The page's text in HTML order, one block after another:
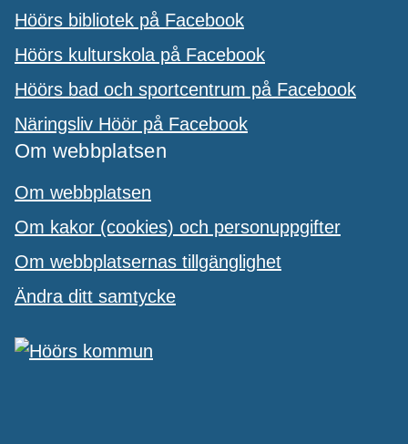
Höörs bibliotek på Facebook
Höörs kulturskola på Facebook
Höörs bad och sportcentrum på Facebook
Näringsliv Höör på Facebook
Om webbplatsen
Om webbplatsen
Om kakor (cookies) och personuppgifter
Om webbplatsernas tillgänglighet
Ändra ditt samtycke